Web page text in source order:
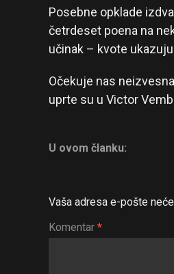
Posebne opklade
četrdeset poena na
učinak – kvote
Očekuje nas
uprte su u Victor
U ovom članku:
Vaša adresa e-pošte
Komentar *